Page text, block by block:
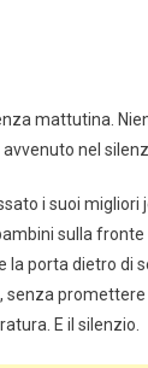
mattutina.
nel
i suoi migliori
sulla
la porta dietro di
promettere
E il silenzio.